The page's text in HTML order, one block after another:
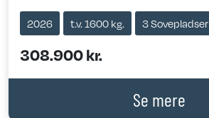
2026 t.v. 1600 kg. 3 Sovepladser
308.900 kr.
Se mere